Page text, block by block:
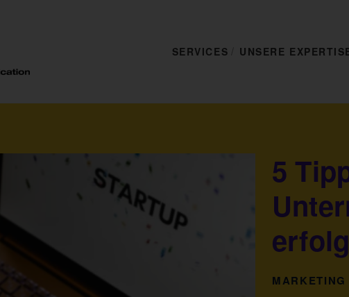
SERVICES UNSERE
5
MARKETING